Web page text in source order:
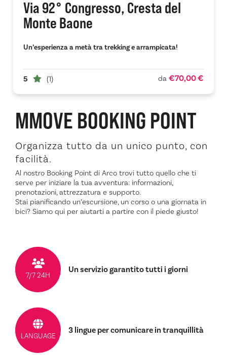
Via 92° Congresso, Cresta del
Monte Baone
Un’esperienza a metà tra trekking e arrampicata!
5 (1) da €70,00 €
MMOVE BOOKING POINT
Organizza tutto da un unico punto, con
facilità.
Al nostro Booking Point di Arco trovi tutto quello che ti
serve per iniziare la tua avventura: informazioni,
prenotazioni, attrezzatura e supporto.
Stai pianificando un’escursione, un corso o una giornata in
bici? Siamo qui per aiutarti a partire con il piede giusto!
7/7 24H
Un servizio garantito tutti i giorni
LANGUAGE
3 lingue per comunicare in tranquillità